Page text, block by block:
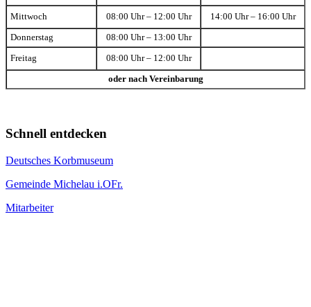
Mittwoch 08:00 Uhr – 12:00 Uhr 14:00 Uhr – 16:00 Uhr
Donnerstag 08:00 Uhr – 13:00 Uhr
Freitag 08:00 Uhr – 12:00 Uhr
oder nach Vereinbarung
Schnell entdecken
Deutsches Korbmuseum
Gemeinde Michelau i.OFr.
Mitarbeiter